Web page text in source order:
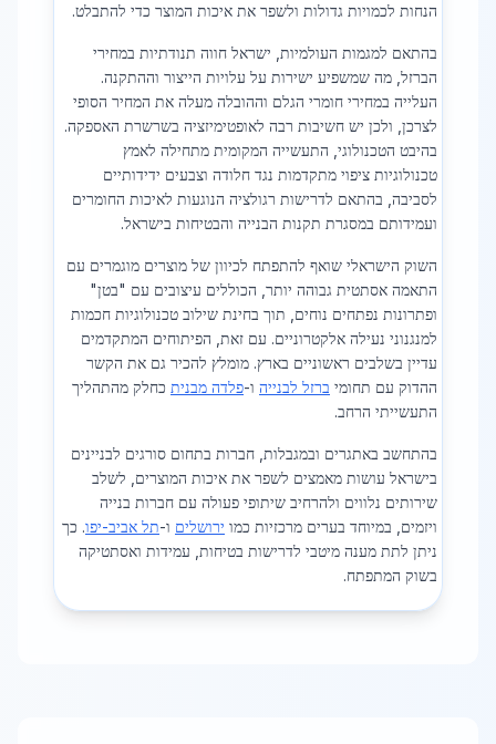
הנחות לכמויות גדולות ולשפר את איכות המוצר כדי להתבלט.
בהתאם למגמות העולמיות, ישראל חווה תנודתיות במחירי
הברזל, מה שמשפיע ישירות על עלויות הייצור וההתקנה.
העלייה במחירי חומרי הגלם וההובלה מעלה את המחיר הסופי
לצרכן, ולכן יש חשיבות רבה לאופטימיזציה בשרשרת האספקה.
בהיבט הטכנולוגי, התעשייה המקומית מתחילה לאמץ
טכנולוגיות ציפוי מתקדמות נגד חלודה וצבעים ידידותיים
לסביבה, בהתאם לדרישות רגולציה הנוגעות לאיכות החומרים
ועמידותם במסגרת תקנות הבנייה והבטיחות בישראל.
השוק הישראלי שואף להתפתח לכיוון של מוצרים מוגמרים עם
התאמה אסתטית גבוהה יותר, הכוללים עיצובים עם "בטן"
ופתרונות נפתחים נוחים, תוך בחינת שילוב טכנולוגיות חכמות
למנגנוני נעילה אלקטרוניים. עם זאת, הפיתוחים המתקדמים
עדיין בשלבים ראשוניים בארץ. מומלץ להכיר גם את הקשר
ההדוק עם תחומי ברזל לבנייה ו-פלדה מבנית כחלק מהתהליך
התעשייתי הרחב.
בהתחשב באתגרים ובמגבלות, חברות בתחום סורגים לבניינים
בישראל עושות מאמצים לשפר את איכות המוצרים, לשלב
שירותים נלווים ולהרחיב שיתופי פעולה עם חברות בנייה
ויזמים, במיוחד בערים מרכזיות כמו ירושלים ו-תל אביב-יפו. כך
ניתן לתת מענה מיטבי לדרישות בטיחות, עמידות ואסתטיקה
בשוק המתפתח.